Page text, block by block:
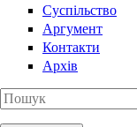
Суспільство
Аргумент
Контакти
Архів